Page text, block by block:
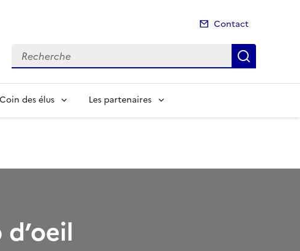
Contact
Recherche
Coin des élus Les partenaires